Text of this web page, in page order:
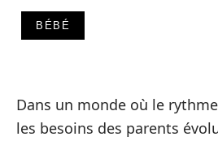
BÉBÉ
Dans un monde où le rythme
les besoins des parents